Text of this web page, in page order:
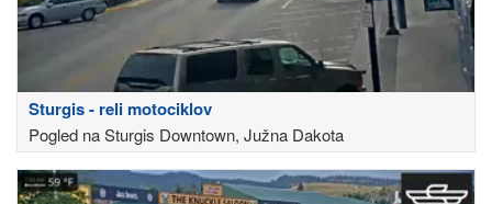
Sturgis - reli motociklov
Pogled na Sturgis Downtown, Južna Dakota